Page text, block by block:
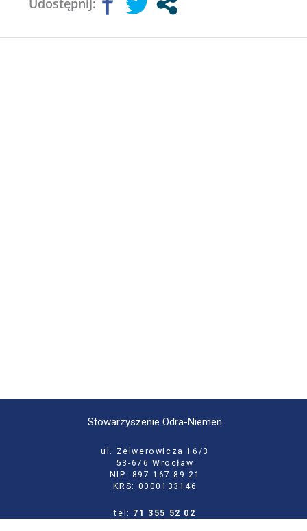
Udostępnij:
Stowarzyszenie Odra-Niemen
ul. Zelwerowicza 16/3
53-676 Wrocław
NIP: 897 167 89 21
KRS: 0000133146
tel: 71 355 52 02